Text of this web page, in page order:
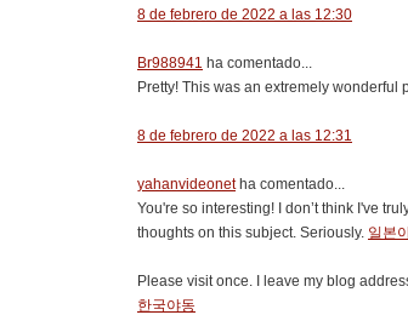
8 de febrero de 2022 a las 12:30
Br988941 ha comentado...
Pretty! This was an extremely wonderful
8 de febrero de 2022 a las 12:31
yahanvideonetha comentado...
You're so interesting! I don’t think I've
thoughts on this subject. Seriously. 일본
Please visit once. I leave my blog
한국야동